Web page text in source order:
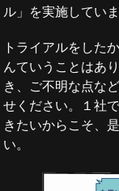
ル」を実施していま
トライアルをした
んていうことはあ
き、ご不明な点な
せください。１社
きたいからこそ、
い。